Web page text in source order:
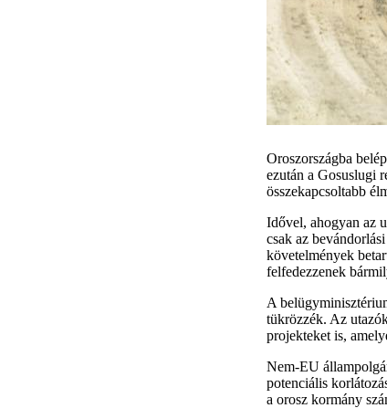
Oroszországba
ezután a Gosuslugi
összekapcsoltabb
Idővel, ahogyan az
csak az
követelmények
felfedezzenek
A
tükrözzék. Az
projekteket is,
Nem-EU
potenciális
a orosz kormány